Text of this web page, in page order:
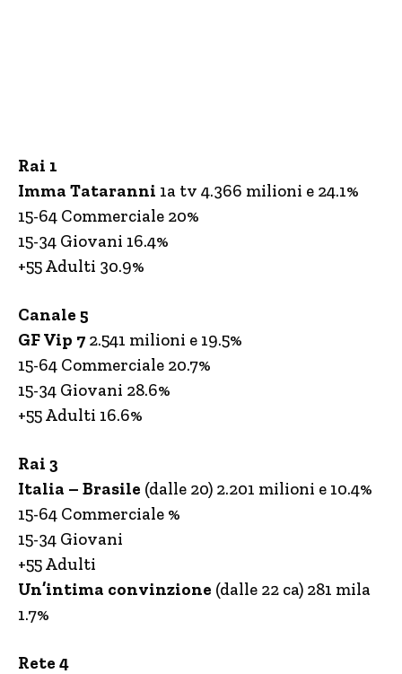
Rai 1
Imma Tataranni 1a tv 4.366 milioni e 24.1%
15-64 Commerciale 20%
15-34 Giovani 16.4%
+55 Adulti 30.9%
Canale 5
GF Vip 7 2.541 milioni e 19.5%
15-64 Commerciale 20.7%
15-34 Giovani 28.6%
+55 Adulti 16.6%
Rai 3
Italia – Brasile (dalle 20) 2.201 milioni e 10.4%
15-64 Commerciale %
15-34 Giovani
+55 Adulti
Un’intima convinzione (dalle 22 ca) 281 mila
1.7%
Rete 4